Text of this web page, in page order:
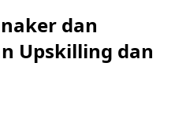
dan
Upskilling dan